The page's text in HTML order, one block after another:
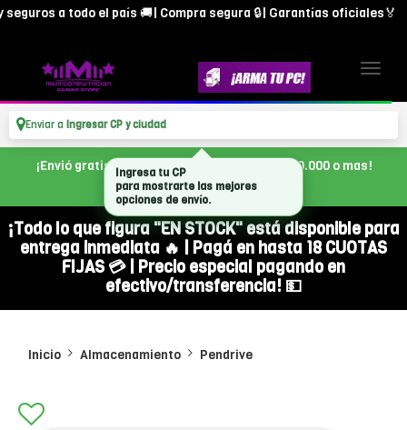
a todo el país 🚚| Compra segura 🔒| Garantías oficiales🏅
Enviar a Ingresar CP y ciudad
¡Envió gratis en CABA, con tu compra de $300.000 o mas!
¡Todo lo que figura "EN STOCK" está disponible para
entrega inmediata 🔥 | Pagá en hasta 18 CUOTAS
FIJAS 💳 | Precio especial pagando en
efectivo/transferencia! 💵
Inicio Almacenamiento Pendrive
Ingresa tu CP
para mostrarte las mejores
opciones de envío.